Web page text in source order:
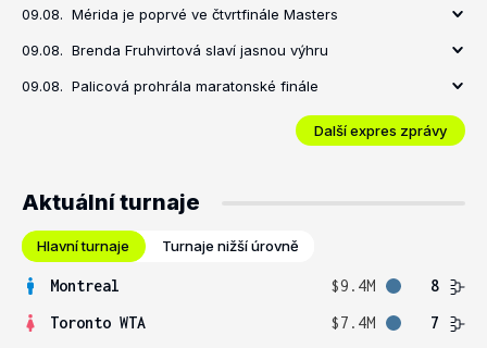
09.08. Mérida je poprvé ve čtvrtfinále Masters
09.08. Brenda Fruhvirtová slaví jasnou výhru
09.08. Palicová prohrála maratonské finále
Další expres zprávy
Aktuální turnaje
Hlavní turnaje Turnaje nižší úrovně
Montreal $9.4M
8
Toronto WTA
$7.4M 7